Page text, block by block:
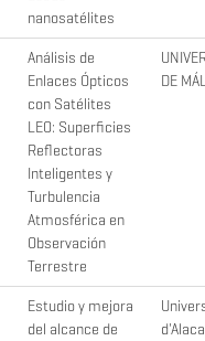
nanosatélites
Análisis de
Enlaces Ópticos
con Satélites
LEO: Superficies
Reflectoras
Inteligentes y
Turbulencia
Atmosférica en
Observación
Terrestre
DE
Estudio y mejora
del alcance de